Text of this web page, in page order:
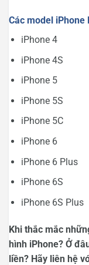
Các model iPhone
iPhone 4
iPhone 4S
iPhone 5
iPhone 5S
iPhone 5C
iPhone 6
iPhone 6 Plus
iPhone 6S
iPhone 6S Plus
Khi thắc mắc
hình iPhone? Ở
liền? Hãy liên hệ